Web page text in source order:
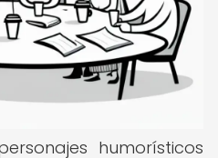
humorísticos